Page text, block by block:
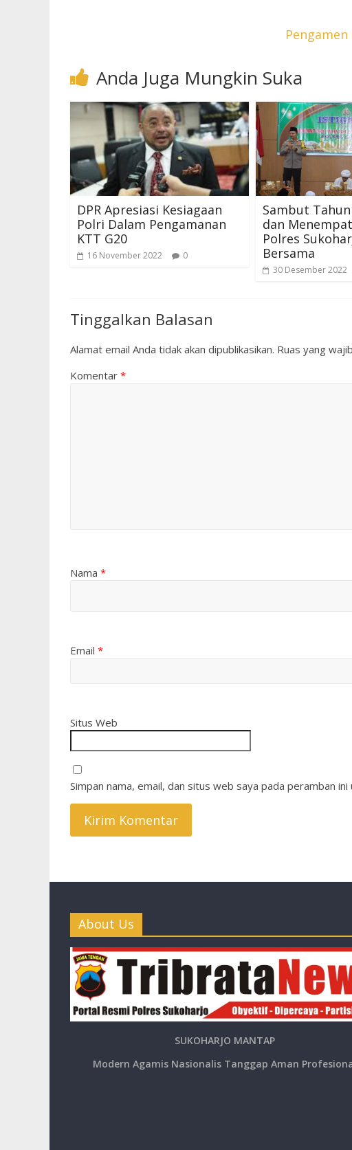
Anda Juga Mungkin Suka
DPR Apresiasi Kesiagaan
Polri Dalam Pengamanan
KTT G20
16 November 2022 0
Sambut
dan
Polres
Bersama
30 Desember 2022
Tinggalkan Balasan
Alamat email Anda tidak akan dipublikasikan. Ruas yang
Komentar *
Nama *
Email *
Situs Web
Simpan nama, email, dan situs web saya pada peramban
About Us
SUKOHARJO MANTAP
Modern Agamis Nasionalis Tanggap Aman